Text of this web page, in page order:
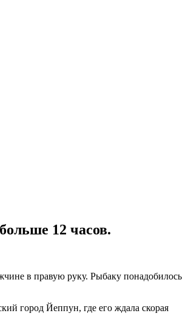
12 часов.
в правую руку. Рыбаку понадобилось
город Йеппун, где его ждала скорая